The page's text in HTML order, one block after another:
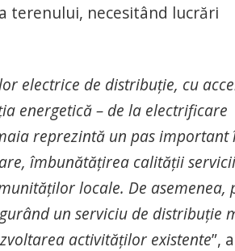
terenului, necesitând lucrări
electrice de distribuție, cu
energetică – de la electrificare
reprezintă un pas important
îmbunătățirea calității
locale. De asemenea,
un serviciu de distribuție
activităților existente”, a